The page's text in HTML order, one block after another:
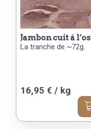
jambon cuit à l’os
La tranche de ~72g.
16,95 € / kg